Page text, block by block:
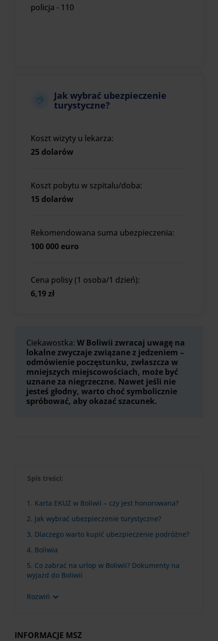
policja - 110
Jak wybrać ubezpieczenie
turystyczne?
Koszt wizyty u lekarza:
25 dolarów
Koszt pobytu w szpitalu/doba:
15 dolarów
Rekomendowana suma ubezpieczenia:
100 000 euro
Cena polisy (1 osoba/1 dzień):
6,19 zł
Ciekawostka: W Boliwii zwracaj uwagę na
lokalne zwyczaje związane z jedzeniem –
odmówienie poczęstunku, zwłaszcza w
mniejszych miejscowościach, może być
uznane za niegrzeczne. Nawet jeśli nie
jesteś głodny, warto choć symbolicznie
spróbować, aby okazać szacunek.
Spis treści:
1. Karta EKUZ w Boliwii – czy jest honorowana?
2. Jak wybrać ubezpieczenie turystyczne?
3. Dlaczego warto kupić ubezpieczenie podróżne?
4. Boliwia
5. Co zabrać na urlop w Boliwii? Dokumenty na
wyjazd do Boliwii
Rozwiń
INFORMACJE MSZ